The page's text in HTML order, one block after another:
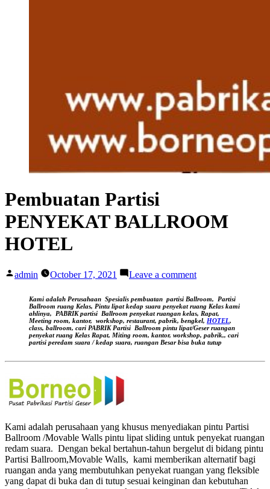
Pembuatan Partisi
PENYEKAT BALLROOM
HOTEL
Posted
admin October 17, 2021 Leave a commenton
Partisi
PENYEKAT
BALLROOM
HOTEL
Kami adalah Perusahaan Spesialis pembuatan partisi Ballroom, Partisi
Ballroom ruang Kelas, Pintu lipat kedap suara penyekat ruang Kelas kami
ahlinya,
PABRIK partisi Ballroom penyekat ruangan kelas, Rapat,
Meeting room, kantor, workshop, restaurant, pabrik, bengkel, HOTEL,
class, ballroom, cari PABRIK Partisi Ballroom pintu lipat/Geser ruangan
penyekat ruang Kelas Rapat, Miting room, kantor, workshop, pabrik,, cari
partisi peredam suara / kedap suara, ruangan Besar bisa buka tutup
Kami adalah perusahaan yang khusus menyediakan pintu Partisi
Ballroom /Movable Walls pintu lipat sliding untuk penyekat ruangan
redam suara. Dengan bekal bertahun-tahun bergelut di bidang pintu
Partisi Ballroom,Movable Walls, kami memberikan alternatif bagi
ruangan anda yang membutuhkan penyekat ruangan yang fleksible
yang dapat di buka dan di tutup sesuai keinginan dan kebutuhan